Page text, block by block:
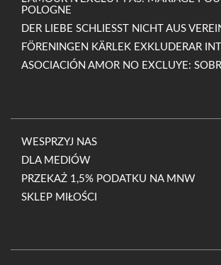
POLOGNE
DER LIEBE SCHLIESST NICHT AUS VEREIN
FÖRENINGEN KÄRLEK EXKLUDERAR
ASOCIACIÓN AMOR NO EXCLUYE:
WESPRZYJ NAS
DLA MEDIÓW
PRZEKAŻ 1,5% PODATKU NA MNW
SKLEP MIŁOŚCI